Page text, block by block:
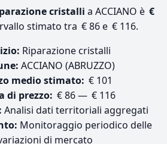
cristalli a ACCIANO è €
stimato tra € 86 e € 116.
Riparazione cristalli
ACCIANO (ABRUZZO)
medio stimato: € 101
di prezzo: € 86 — € 116
Analisi dati territoriali aggregati
Monitoraggio periodico delle
di mercato